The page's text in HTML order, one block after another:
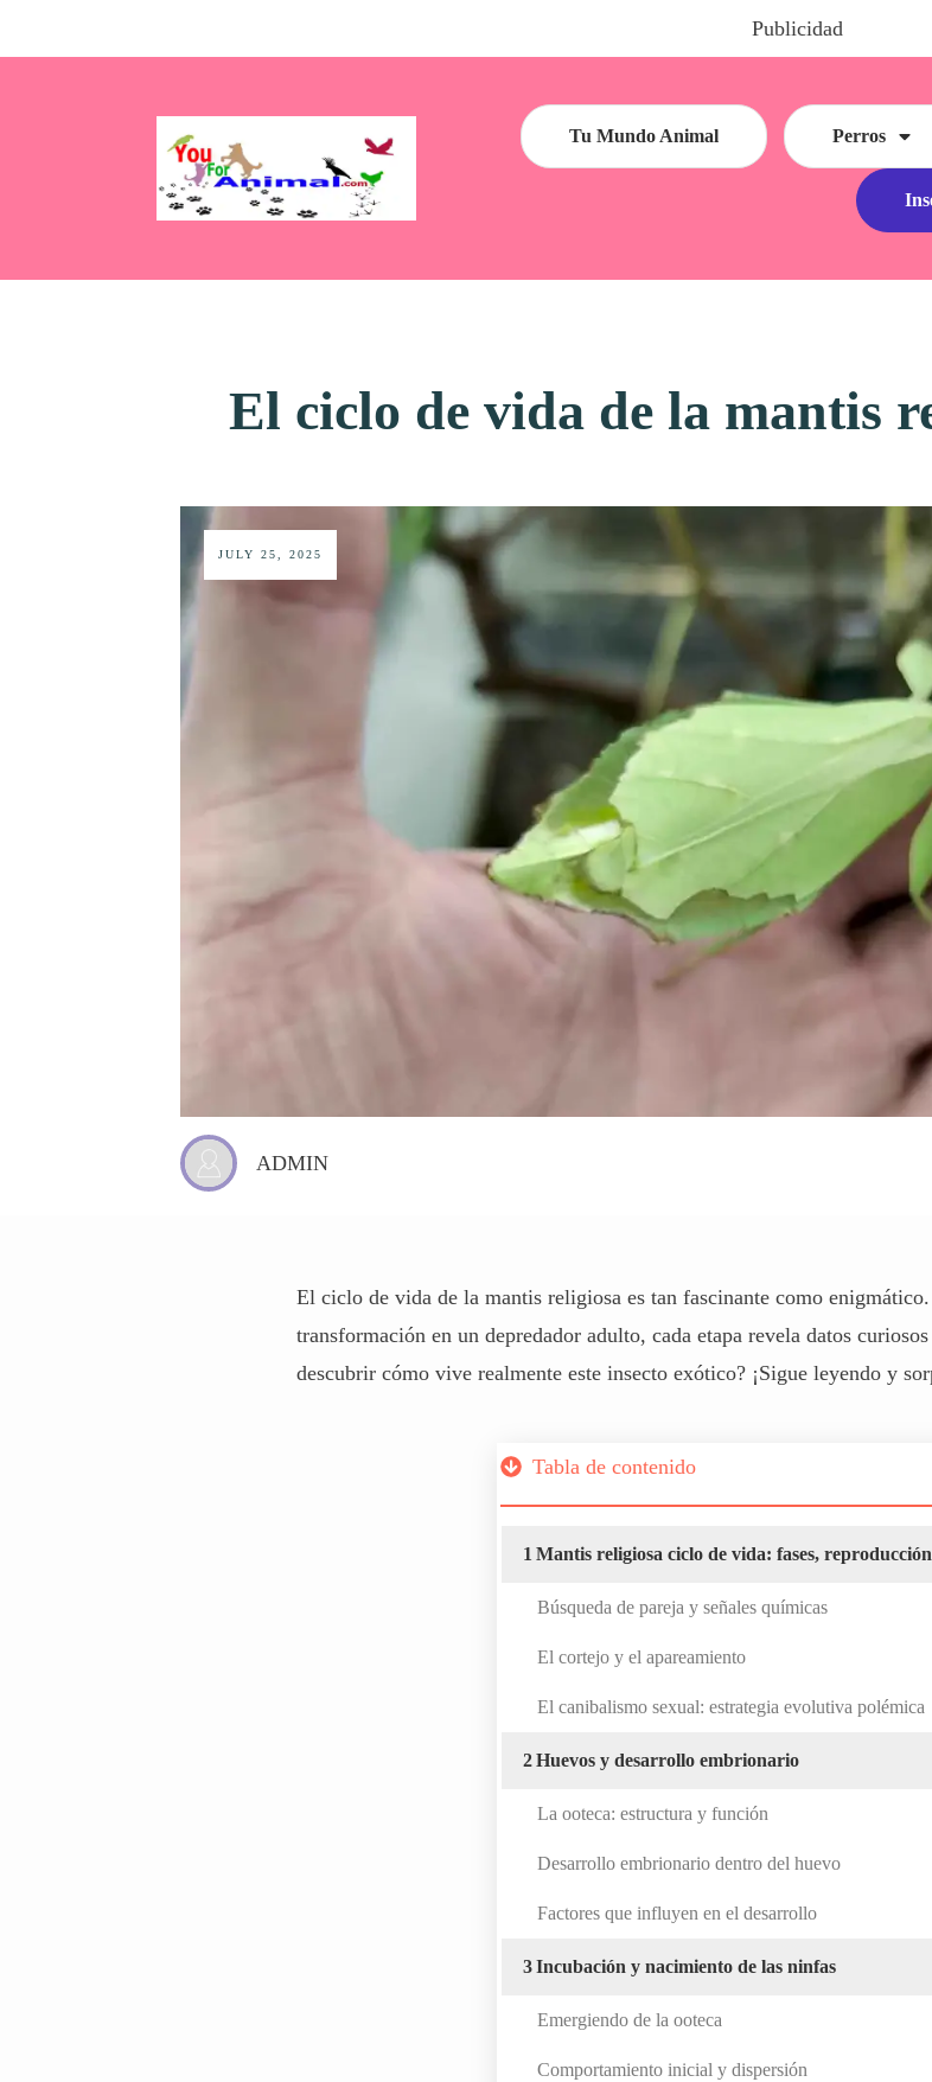
Publicidad
Tu Mundo Animal Perros
El ciclo de vida de la mantis
JULY 25, 2025
ADMIN
El ciclo de vida de la mantis religiosa es tan fascinante como
transformación en un depredador adulto, cada etapa revela datos
descubrir cómo vive realmente este insecto exótico? ¡Sigue leyendo y
Tabla de contenido
1 Mantis religiosa ciclo de vida: fases,
Búsqueda de pareja y señales químicas
El cortejo y el apareamiento
El canibalismo sexual: estrategia evolutiva polémica
2Huevos y desarrollo embrionario
La ooteca: estructura y función
Desarrollo embrionario dentro del huevo
Factores que influyen en el desarrollo
3Incubación y nacimiento de las ninfas
Emergiendo de la ooteca
Comportamiento inicial y dispersión